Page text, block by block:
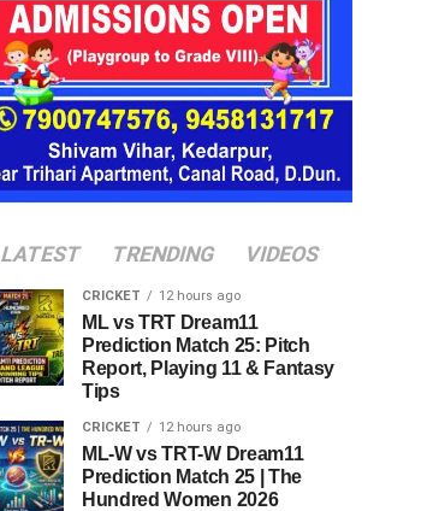
LATEST TRENDING VIDEOS
CRICKET 12 hours ago
ML vs TRT Dream11
Prediction Match 25: Pitch
Report, Playing 11 & Fantasy
Tips
CRICKET 12 hours ago
ML-W vs TRT-W Dream11
Prediction Match 25 | The
Hundred Women 2026